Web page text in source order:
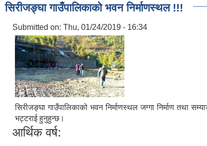
सिरीजङ्घा गाउँपालिकाको भवन निर्माणस्थल !!!
Submitted on: Thu, 01/24/2019 - 16:34
सिरीजङ्घा गाउँपालिकाको भवन निर्माणस्थल जग्गा निर्माण तथा
भट्टराई हुनुहुन्छ।
आर्थिक वर्ष: